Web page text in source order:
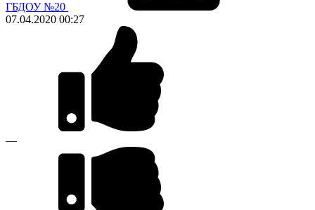
ГБДОУ №20
07.04.2020 00:27
—